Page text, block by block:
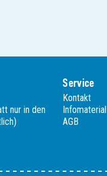
nur in den
Service
Kontakt
Infomaterial
AGB